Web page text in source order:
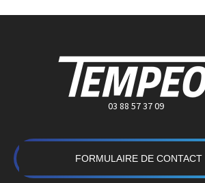
03 88 57 37 09
FORMULAIRE DE CONTACT